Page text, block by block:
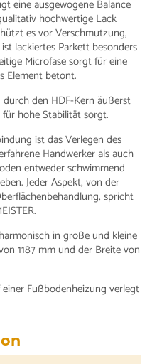
eine ausgewogene Balance
hochwertige Lack
es vor Verschmutzung,
lackiertes Parkett besonders
Microfase sorgt für eine
Element betont.
den HDF-Kern äußerst
hohe Stabilität sorgt.
ist das Verlegen des
Handwerker als auch
entweder schwimmend
Jeder Aspekt, von der
spricht
in große und kleine
1187 mm und der Breite von
Fußbodenheizung verlegt